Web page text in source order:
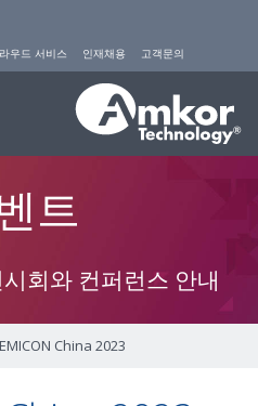
우드 서비스 인재채용 고객문의
트
회와 컨퍼런스 안내
China 2023